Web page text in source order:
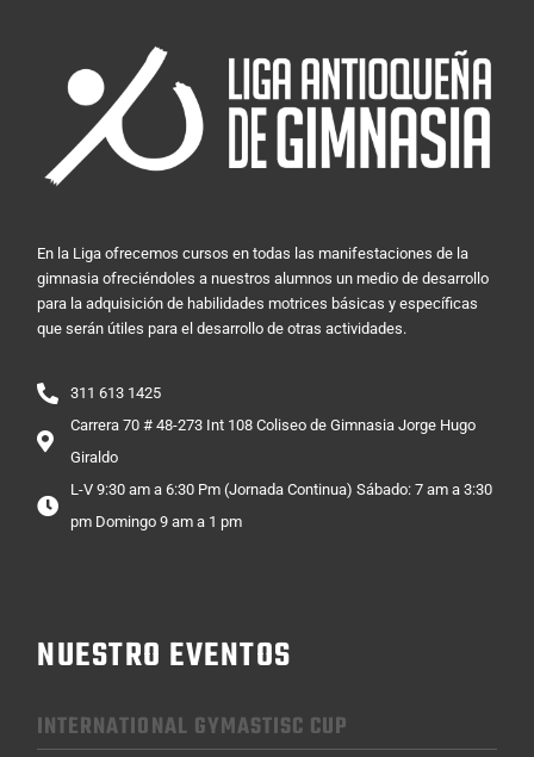
En la Liga ofrecemos cursos en todas las manifestaciones de la
gimnasia ofreciéndoles a nuestros alumnos un medio de desarrollo
para la adquisición de habilidades motrices básicas y específicas
que serán útiles para el desarrollo de otras actividades.
311 613 1425
Carrera 70 # 48-273 Int 108 Coliseo de Gimnasia Jorge Hugo
Giraldo
L-V 9:30 am a 6:30 Pm (Jornada Continua) Sábado: 7 am a 3:30
pm Domingo 9 am a 1 pm
NUESTRO EVENTOS
INTERNATIONAL GYMASTISC CUP